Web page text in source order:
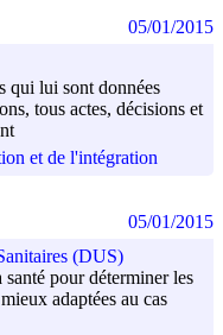
qui lui sont données
tous actes, décisions et
et de l'intégration
05/01/2015
(DUS)
pour déterminer les
adaptées au cas
05/01/2015